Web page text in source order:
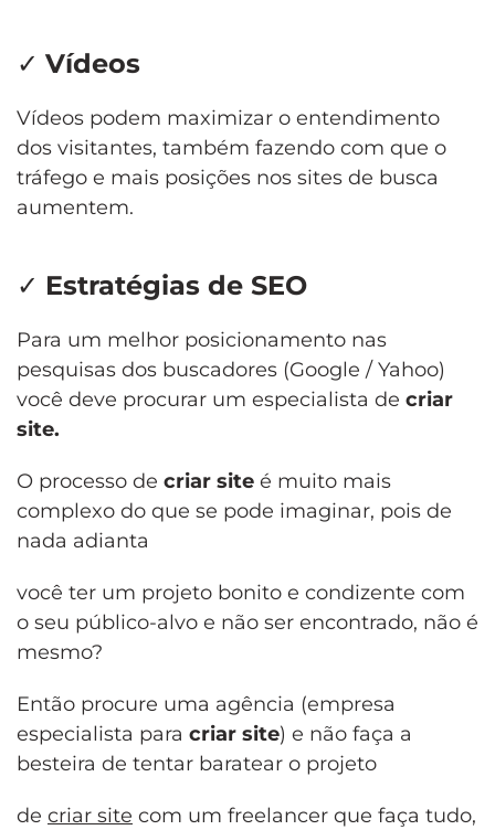
✓ Vídeos
Vídeos podem maximizar o entendimento
dos visitantes, também fazendo com que o
tráfego e mais posições nos sites de busca
aumentem.
✓ Estratégias de SEO
Para um melhor posicionamento nas
pesquisas dos buscadores (Google / Yahoo)
você deve procurar um especialista de criar
site.
O processo de criar site é muito mais
complexo do que se pode imaginar, pois de
nada adianta
você ter um projeto bonito e condizente com
o seu público-alvo e não ser encontrado, não é
mesmo?
Então procure uma agência (empresa
especialista para criar site) e não faça a
besteira de tentar baratear o projeto
de criar site com um freelancer que faça tudo,